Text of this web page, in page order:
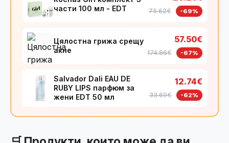
части 100 мл - EDT
75.62€ -69%
Цялостна грижа срещу
акне
57.50€
174.86€ -67%
Salvador Dali EAU DE
RUBY LIPS парфюм за
жени EDT 50 мл
12.74€
33.69€ -62%